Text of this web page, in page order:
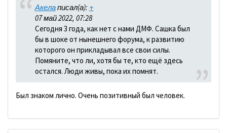
Акелаписал(а): ↑
07 май 2022, 07:28
Сегодня 3 года, как нет с нами ДМФ. Сашка был
бы в шоке от нынешнего форума, к развитию
которого он прикладывал все свои силы.
Помяните, что ли, хотя бы те, кто ещё здесь
остался. Люди живы, пока их помнят.
Был знаком лично. Очень позитивный был человек.